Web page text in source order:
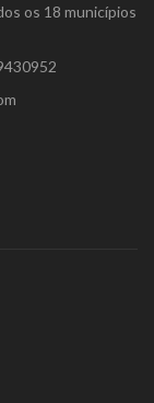
os 18 municípios